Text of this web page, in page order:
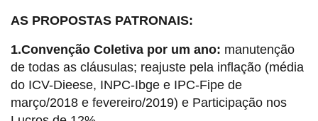
AS PROPOSTAS PATRONAIS:
1.Convenção Coletiva por um ano: manutenção
de todas as cláusulas; reajuste pela inflação (média
do ICV-Dieese, INPC-Ibge e IPC-Fipe de
março/2018 e fevereiro/2019) e Participação nos